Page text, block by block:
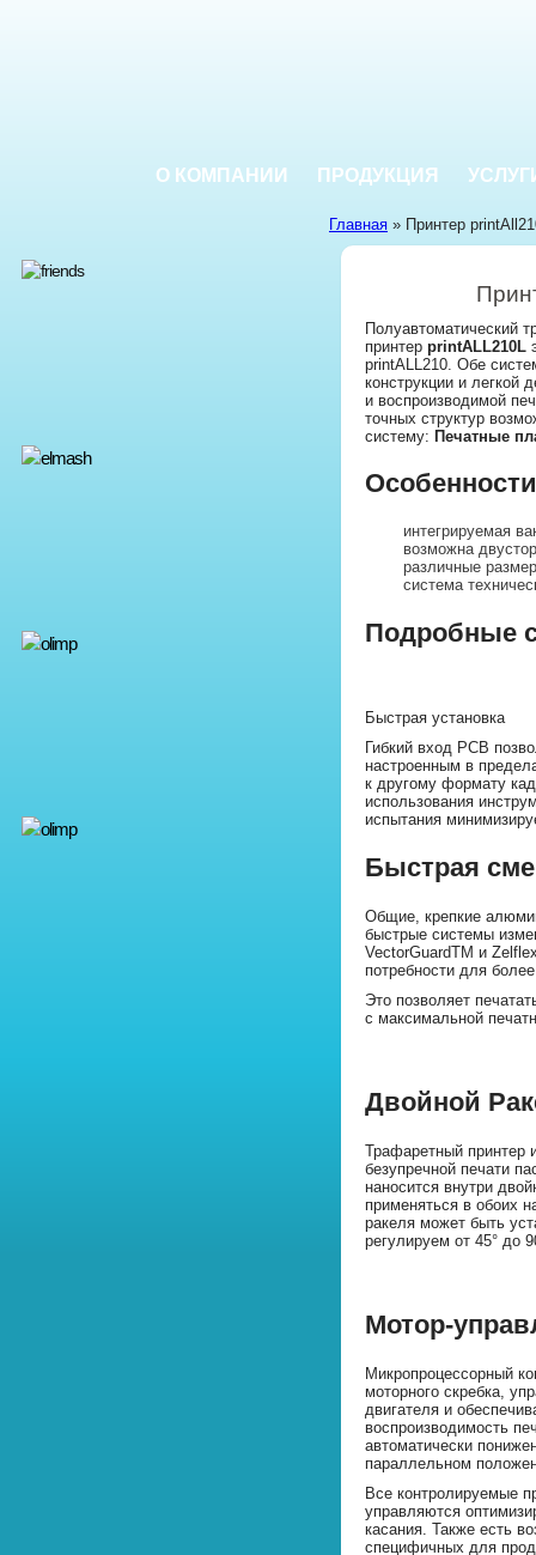
О КОМПАНИИ ПРОДУКЦИЯ
Главная » Принтер
Полуавтоматический
принтер printALL210L
printALL210. Обе
конструкции и легкой
и воспроизводимой
точных структур
систему: Печатные
интегрируемая
возможна
различные
система
Подробные
Быстрая установка
Гибкий вход PCB
настроенным в
к другому формату
использования
испытания
Быстрая
Общие, крепкие
быстрые системы
VectorGuardTM и
потребности для
Это позволяет
с максимальной
Двойной
Трафаретный принтер
безупречной печати
наносится внутри
применяться в обоих
ракеля может быть
регулируем от 45° до
Мотор-
Микропроцессорный
моторного скребка,
двигателя и
воспроизводимость
автоматически
параллельном
Все контролируемые
управляются
касания. Также есть
специфичных для